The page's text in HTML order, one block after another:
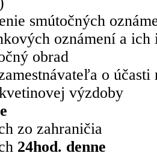
smútočných
oznámení a ich
obrad
o účasti
výzdoby
zo zahraničia
24hod. denne